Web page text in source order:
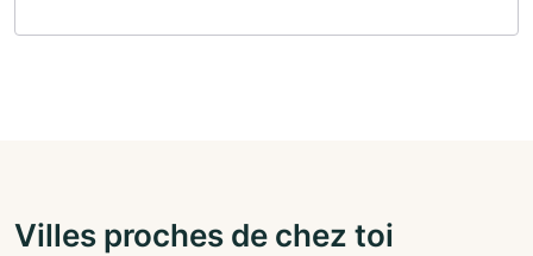
Villes proches de chez toi